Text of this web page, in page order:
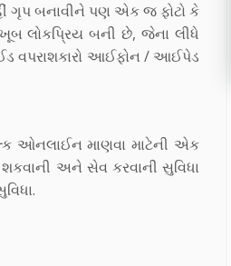
ગૃપ બનાવીને પણ એક જ ફોટો કે
ખૂબ લોકપ્રિય બની છે, જેના લીધે
વપરાશકારો આઈફોન / આઈપેડ
ઓનલાઈન માણવા માટેની એક
અને સેવ કરવાની સુવિધા